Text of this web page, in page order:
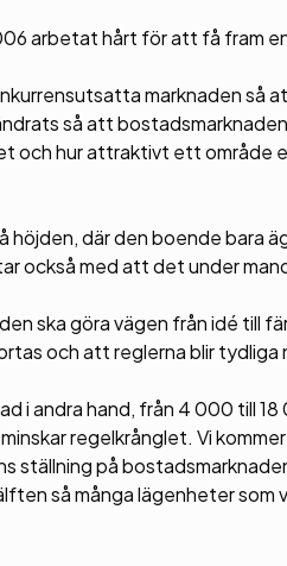
arbetat hårt för att få fram
marknaden så
så att
och hur attraktivt ett område
där den boende bara
också med att det under
ska göra vägen från idé till
och att reglerna blir tydliga
i andra hand, från 4 000 till 18
regelkrånglet. Vi
ställning på
så många lägenheter som